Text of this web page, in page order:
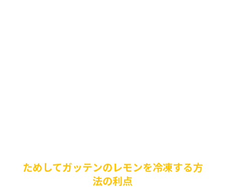
ためしてガッテンのレモンを冷凍する方
法の利点